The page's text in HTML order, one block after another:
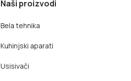
Naši proizvodi
Bela tehnika
Kuhinjski aparati
Usisivači